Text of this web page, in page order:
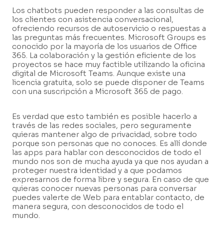
Los chatbots pueden responder a las consultas de
los clientes con asistencia conversacional,
ofreciendo recursos de autoservicio o respuestas a
las preguntas más frecuentes. Microsoft Groups es
conocido por la mayoría de los usuarios de Office
365. La colaboración y la gestión eficiente de los
proyectos se hace muy factible utilizando la oficina
digital de Microsoft Teams. Aunque existe una
licencia gratuita, solo se puede disponer de Teams
con una suscripción a Microsoft 365 de pago.
Es verdad que esto también es posible hacerlo a
través de las redes sociales, pero seguramente
quieras mantener algo de privacidad, sobre todo
porque son personas que no conoces. Es allí donde
las apps para hablar con desconocidos de todo el
mundo nos son de mucha ayuda ya que nos ayudan a
proteger nuestra identidad y a que podamos
expresarnos de forma libre y segura. En caso de que
quieras conocer nuevas personas para conversar
puedes valerte de Web para entablar contacto, de
manera segura, con desconocidos de todo el
mundo.